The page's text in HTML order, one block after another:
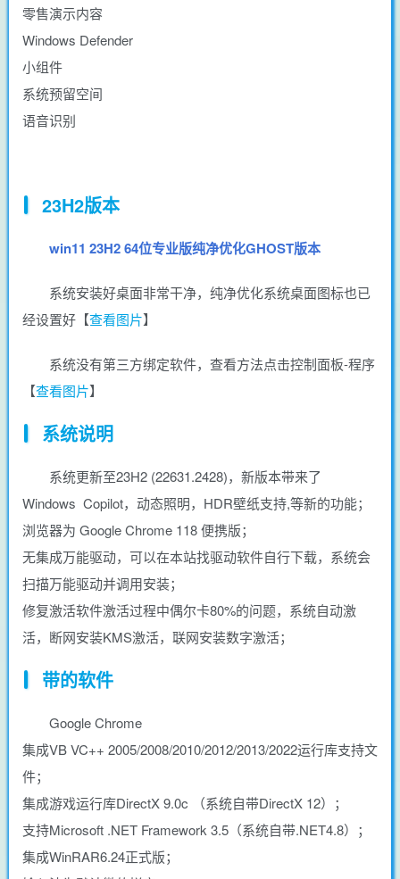
零售演示内容
Windows Defender
小组件
系统预留空间
语音识别
23H2版本
win11 23H2 64位专业版纯净优化GHOST版本
系统安装好桌面非常干净，纯净优化系统桌面图标也已
经设置好【查看图片】
系统没有第三方绑定软件，查看方法点击控制面板-程序
【查看图片】
系统说明
系统更新至23H2 (22631.2428)，新版本带来了
Windows Copilot，动态照明，HDR壁纸支持,等新的功能；
浏览器为 Google Chrome 118 便携版；
无集成万能驱动，可以在本站找驱动软件自行下载，系统会
扫描万能驱动并调用安装；
修复激活软件激活过程中偶尔卡80%的问题，系统自动激
活，断网安装KMS激活，联网安装数字激活；
带的软件
Google Chrome
集成VB VC++ 2005/2008/2010/2012/2013/2022运行库支持文
件；
集成游戏运行库DirectX 9.0c （系统自带DirectX 12）；
支持Microsoft .NET Framework 3.5（系统自带.NET4.8）；
集成WinRAR6.24正式版；